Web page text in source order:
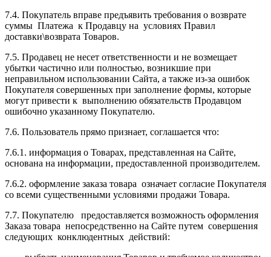
7.4. Покупатель вправе предъявить требования о возврате
суммы Платежа к Продавцу на условиях Правил
доставки\возврата Товаров.
7.5. Продавец не несет ответственности и не возмещает
убытки частично или полностью, возникшие при
неправильном использовании Сайта, а также из-за ошибок
Покупателя совершенных при заполнение формы, которые
могут привести к выполнению обязательств Продавцом
ошибочно указанному Покупателю.
7.6. Пользователь прямо признает, соглашается что:
7.6.1. информация о Товарах, представленная на Сайте,
основана на информации, предоставленной производителем.
7.6.2. оформление заказа товара означает согласие Покупателя
со всеми существенными условиями продажи Товара.
7.7. Покупателю предоставляется возможность оформления
Заказа товара непосредственно на Сайте путем совершения
следующих конклюдентных действий: